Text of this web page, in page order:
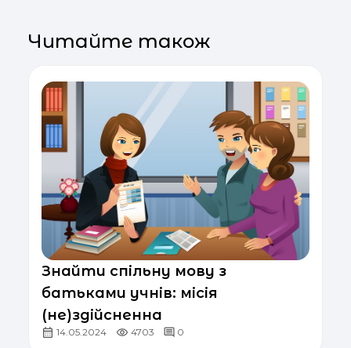
Читайте також
Знайти спільну мову з
батьками учнів: місія
(не)здійсненна
14.05.2024 4703 0